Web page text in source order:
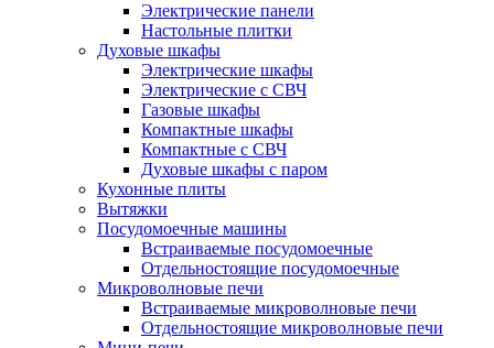
Электрические панели
Настольные плитки
Духовые шкафы
Электрические шкафы
Электрические с СВЧ
Газовые шкафы
Компактные шкафы
Компактные с СВЧ
Духовые шкафы с паром
Кухонные плиты
Вытяжки
Посудомоечные машины
Встраиваемые посудомоечные
Отдельностоящие посудомоечные
Микроволновые печи
Встраиваемые микроволновые печи
Отдельностоящие микроволновые печи